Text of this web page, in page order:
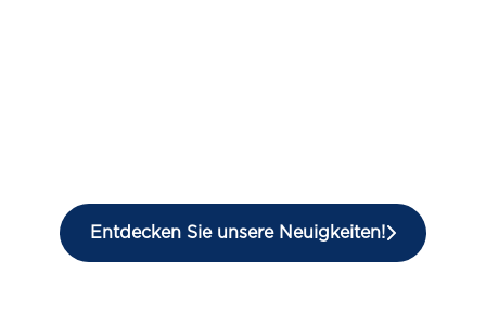
Entdecken Sie unsere Neuigkeiten!